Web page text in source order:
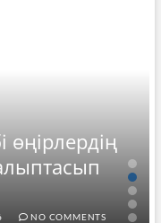
өңірлердің
NO COMMENTS